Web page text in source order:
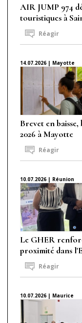
AIR JUMP 974
touristiques à
Réagir
14.07.2026 | Mayotte
Brevet en
2026 à Mayotte
Réagir
10.07.2026 | Réunion
Le GHER
proximité dans
Réagir
10.07.2026 | Maurice